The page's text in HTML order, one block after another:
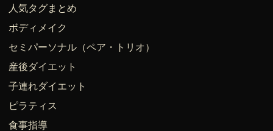
人気タグまとめ
ボディメイク
セミパーソナル（ペア・トリオ）
産後ダイエット
子連れダイエット
ピラティス
食事指導